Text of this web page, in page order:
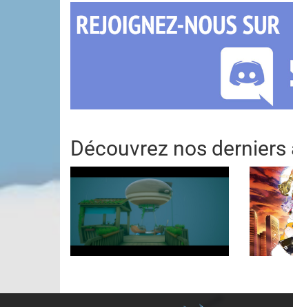
Découvrez nos derniers